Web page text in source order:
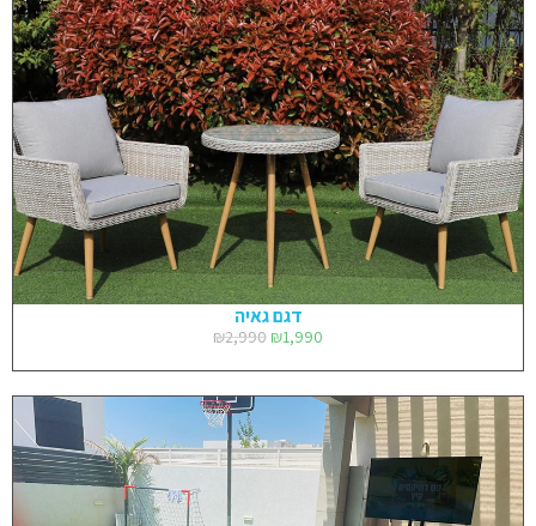
דגם גאיה
₪2,990 ₪1,990